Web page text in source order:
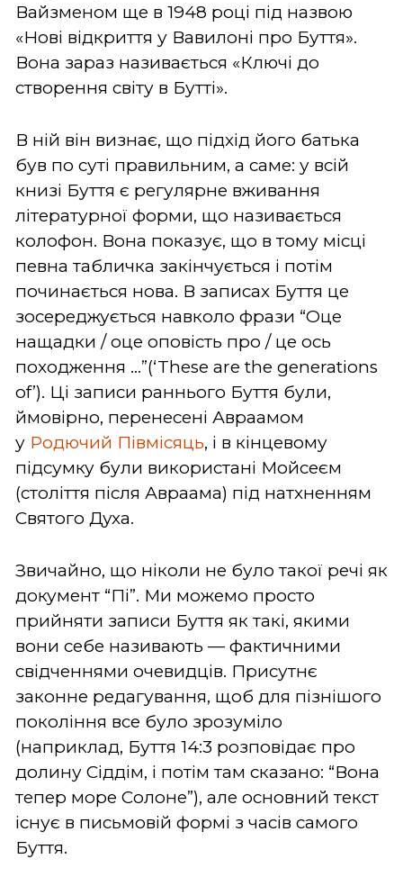
Вайзменом ще в 1948 році під назвою
«Нові відкриття у Вавилоні про Буття».
Вона зараз називається «Ключі до
створення світу в Бутті».
В ній він визнає, що підхід його батька
був по суті правильним, а саме: у всій
книзі Буття є регулярне вживання
літературної форми, що називається
колофон. Вона показує, що в тому місці
певна табличка закінчується і потім
починається нова. В записах Буття це
зосереджується навколо фрази “Оце
нащадки / оце оповість про / це ось
походження …”(‘These are the generations
of’). Ці записи раннього Буття були,
ймовірно, перенесені Авраамом
у Родючий Півмісяць, і в кінцевому
підсумку були використані Мойсеєм
(століття після Авраама) під натхненням
Святого Духа.
Звичайно, що ніколи не було такої речі як
документ “Пі”. Ми можемо просто
прийняти записи Буття як такі, якими
вони себе називають — фактичними
свідченнями очевидців. Присутнє
законне редагування, щоб для пізнішого
покоління все було зрозуміло
(наприклад, Буття 14:3 розповідає про
долину Сіддім, і потім там сказано: “Вона
тепер море Солоне”), але основний текст
існує в письмовій формі з часів самого
Буття.